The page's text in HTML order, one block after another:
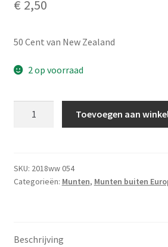
€ 2,50
50 Cent van New Zealand
2 op voorraad
Toevoegen aan
SKU: 2018ww 054
Categorieën: Munten, Munten buiten
Beschrijving